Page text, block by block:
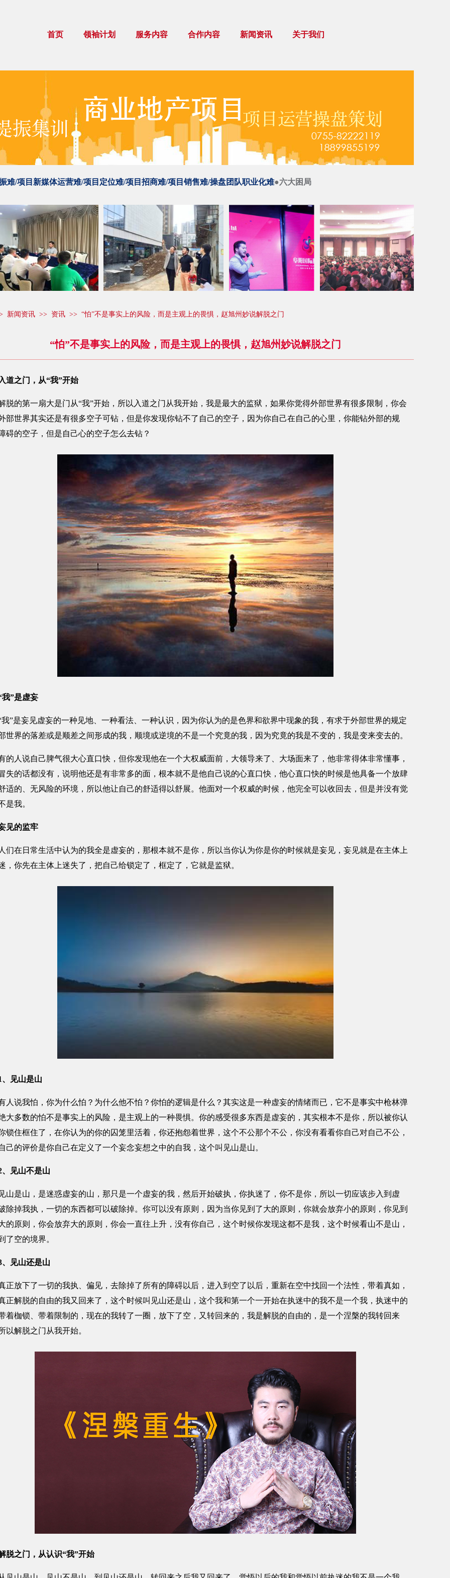
首页 领袖计划 服务内容 合作内容 新闻资讯 关于我们
难/项目新媒体运营难/项目定位难/项目招商难/项目销售难/操盘团队职业化难●六大困局
新闻资讯 >> 资讯 >> “怕”不是事实上的风险，而是主观上的畏惧，赵旭州妙说解脱之门
“怕”不是事实上的风险，而是主观上的畏惧，赵旭州妙说解脱之门
道之门，从“我”开始
的第一扇大是门从“我”开始，所以入道之门从我开始，我是最大的监狱，如果你觉得外部世界有很多限制，你会
部世界其实还是有很多空子可钻，但是你发现你钻不了自己的空子，因为你自己在自己的心里，你能钻外部的规
碍的空子，但是自己心的空子怎么去钻？
我”是虚妄
是妄见虚妄的一种见地、一种看法、一种认识，因为你认为的是色界和欲界中现象的我，有求于外部世界的规定
世界的落差或是顺差之间形成的我，顺境或逆境的不是一个究竟的我，因为究竟的我是不变的，我是变来变去的。
人说自己脾气很大心直口快，但你发现他在一个大权威面前，大领导来了、大场面来了，他非常得体非常懂事，
失的话都没有，说明他还是有非常多的面，根本就不是他自己说的心直口快，他心直口快的时候是他具备一个放肆
适的、无风险的环境，所以他让自己的舒适得以舒展。他面对一个权威的时候，他完全可以收回去，但是并没有觉
是我。
见的监牢
在日常生活中认为的我全是虚妄的，那根本就不是你，所以当你认为你是你的时候就是妄见，妄见就是在主体上
，你先在主体上迷失了，把自己给锁定了，框定了，它就是监狱。
、见山是山
说我怕，你为什么怕？为什么他不怕？你怕的逻辑是什么？其实这是一种虚妄的情绪而已，它不是事实中枪林弹
大多数的怕不是事实上的风险，是主观上的一种畏惧。你的感受很多东西是虚妄的，其实根本不是你，所以被你认
锁住框住了，在你认为的你的囚笼里活着，你还抱怨着世界，这个不公那个不公，你没有看看你自己对自己不公，
己的评价是你自己在定义了一个妄念妄想之中的自我，这个叫见山是山。
、见山不是山
是山，是迷惑虚妄的山，那只是一个虚妄的我，然后开始破执，你执迷了，你不是你，所以一切应该步入到虚
除掉我执，一切的东西都可以破除掉。你可以没有原则，因为当你见到了大的原则，你就会放弃小的原则，你见到
的原则，你会放弃大的原则，你会一直往上升，没有你自己，这个时候你发现这都不是我，这个时候看山不是山，
了空的境界。
、见山还是山
放下了一切的我执、偏见，去除掉了所有的障碍以后，进入到空了以后，重新在空中找回一个法性，带着真如，
正解脱的自由的我又回来了，这个时候叫见山还是山，这个我和第一个一开始在执迷中的我不是一个我，执迷中的
着枷锁、带着限制的，现在的我转了一圈，放下了空，又转回来的，我是解脱的自由的，是一个涅槃的我转回来
以解脱之门从我开始。
脱之门，从认识“我”开始